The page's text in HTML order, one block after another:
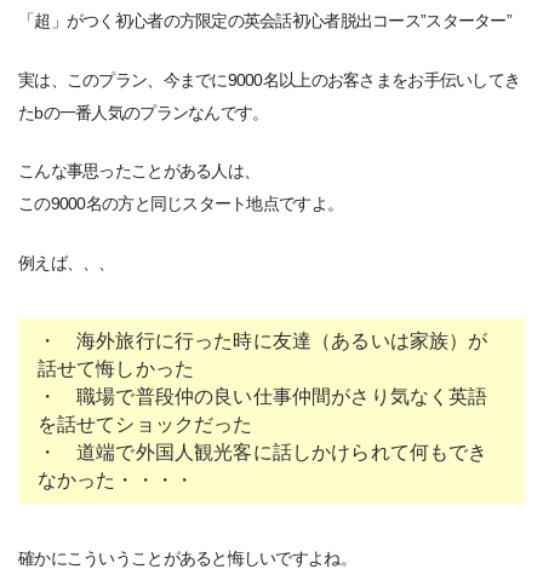
「超」がつく初心者の方限定の英会話初心者脱出コース”スターター”
実は、このプラン、今までに9000名以上のお客さまをお手伝いしてき
たbの一番人気のプランなんです。
こんな事思ったことがある人は、
この9000名の方と同じスタート地点ですよ。
例えば、、、
・ 海外旅行に行った時に友達（あるいは家族）が
話せて悔しかった
・ 職場で普段仲の良い仕事仲間がさり気なく英語
を話せてショックだった
・ 道端で外国人観光客に話しかけられて何もでき
なかった・・・・
確かにこういうことがあると悔しいですよね。